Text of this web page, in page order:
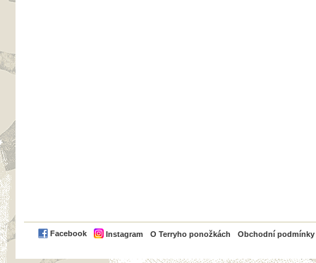
Facebook Instagram O Terryho ponožkách Obchodní podmínky
PayPal